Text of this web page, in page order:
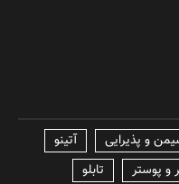
آتینو
و پوستر
تابلو